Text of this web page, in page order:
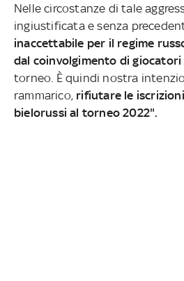
Nelle circostanze di tale
ingiustificata e senza
inaccettabile per il regime
dal coinvolgimento di
torneo. È quindi nostra
rammarico, rifiutare le
bielorussi al torneo 2022".